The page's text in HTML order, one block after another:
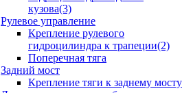
кузова(3)
Рулевое управление
Крепление рулевого
гидроцилиндра к трапеции(2)
Поперечная тяга
Задний мост
Крепление тяги к заднему мосту